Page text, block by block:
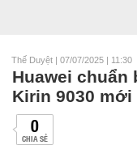
Thế Duyệt | 07/07/2025 | 11:30
Huawei chuẩn
Kirin 9030
0
CHIA SẺ